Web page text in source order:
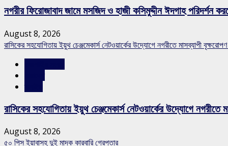
নগরীর ফিরোজাবাদ জামে মসজিদ ও হাজী কসিমুদ্দীন ঈদগাহ পরিদর্শন
August 8, 2026
রাসিকের সহযোগিতায় ইয়ুথ চেঞ্জমেকার্স নেটওয়ার্কের উদ্যোগে নগরীতে মাসব্যাপী
রাসিকের সহযোগিতায় ইয়ুথ চেঞ্জমেকার্স নেটওয়ার্কের উদ্যোগে নগরীতে
August 8, 2026
৫০ পিস ইয়াবাসহ দুই মাদক কারবারি গ্রেপ্তার